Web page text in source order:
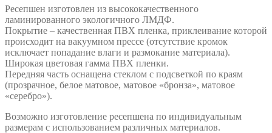
Ресепшен изготовлен из высококачественного
ламинированного экологичного ЛМДФ.
Покрытие – качественная ПВХ пленка, приклеивание которой
происходит на вакуумном прессе (отсутствие кромок
исключает попадание влаги и размокание материала).
Широкая цветовая гамма ПВХ пленки.
Передняя часть оснащена стеклом с подсветкой по краям
(прозрачное, белое матовое, матовое «бронза», матовое
«серебро»).
Возможно изготовление ресепшена по индивидуальным
размерам с использованием различных материалов.